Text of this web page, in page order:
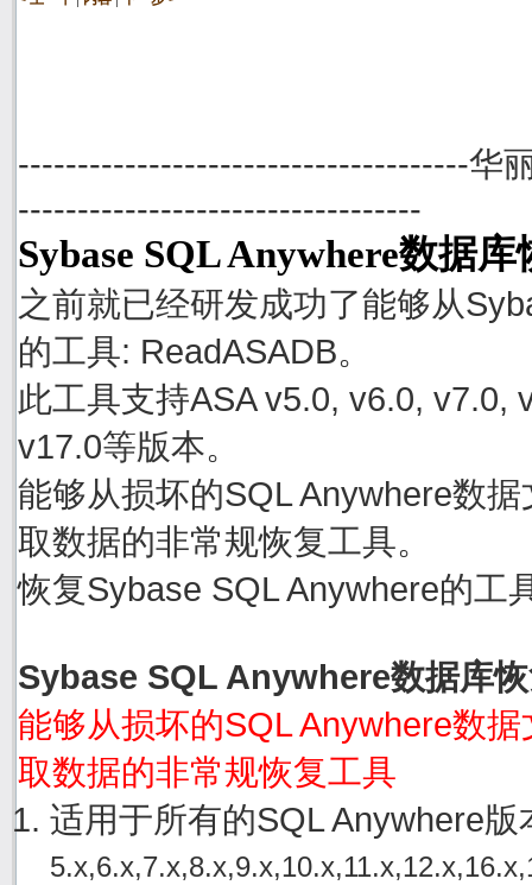
--------------------------------------华
----------------------------------
Sybase SQL Anywhere数据
之前就已经研发成功了能够从
的工具: ReadASADB。
此工具支持ASA v5.0, v6.0, v7.0,
v17.0等版本。
能够从损坏的SQL Anywhere数
取数据的非常规恢复工具。
恢复Sybase SQL Anywhere的工
Sybase SQL Anywhere数据库
能够从损坏的SQL Anywhere数
取数据的非常规恢复工具
适用于所有的SQL Anywhere